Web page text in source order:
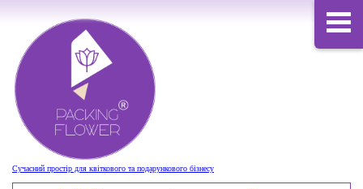
Сучасний простір для квіткового та подарункового бізнесу